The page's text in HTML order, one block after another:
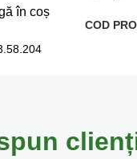
în coș
COD